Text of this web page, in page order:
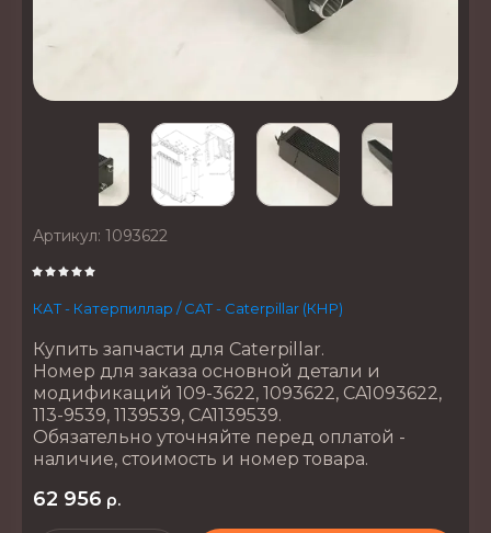
Артикул: 1093622
КАТ - Катерпиллар / CAT - Caterpillar (КНР)
Купить запчасти для Caterpillar.
Номер для заказа основной детали и
модификаций 109-3622, 1093622, CA1093622,
113-9539, 1139539, CA1139539.
Обязательно уточняйте перед оплатой -
наличие, стоимость и номер товара.
62 956 р.